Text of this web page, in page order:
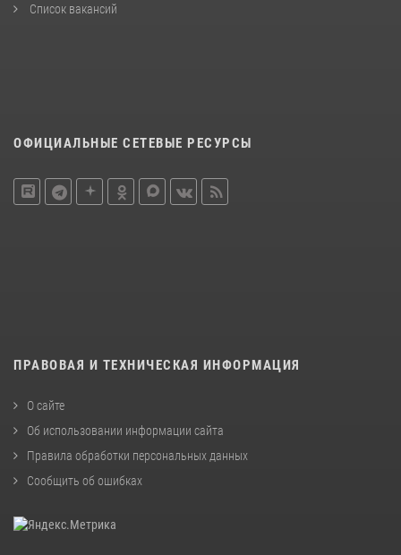
Список вакансий
ОФИЦИАЛЬНЫЕ СЕТЕВЫЕ РЕСУРСЫ
ПРАВОВАЯ И ТЕХНИЧЕСКАЯ ИНФОРМАЦИЯ
О сайте
Об использовании информации сайта
Правила обработки персональных данных
Сообщить об ошибках